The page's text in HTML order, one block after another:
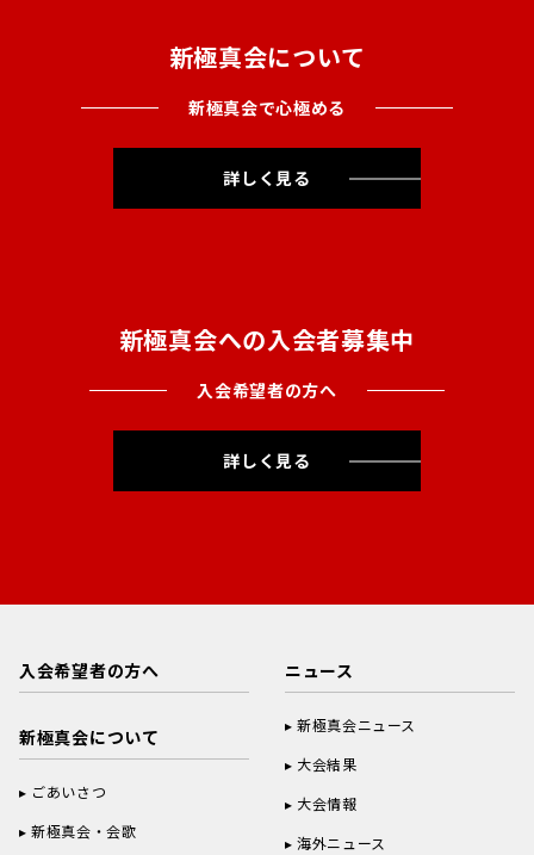
新極真会について
新極真会で心極める
詳しく見る
新極真会への入会者募集中
入会希望者の方へ
詳しく見る
入会希望者の方へ
新極真会について
ごあいさつ
新極真会・会歌
ニュース
新極真会ニュース
大会結果
大会情報
海外ニュース